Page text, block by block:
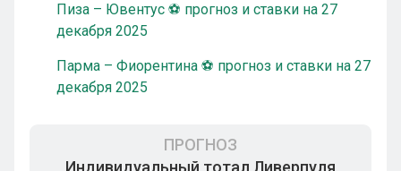
Пиза – Ювентус ⚽ прогноз и ставки на 27
декабря 2025
Парма – Фиорентина ⚽ прогноз и ставки на 27
декабря 2025
ПРОГНОЗ
Индивидуальный тотал Ливерпуля